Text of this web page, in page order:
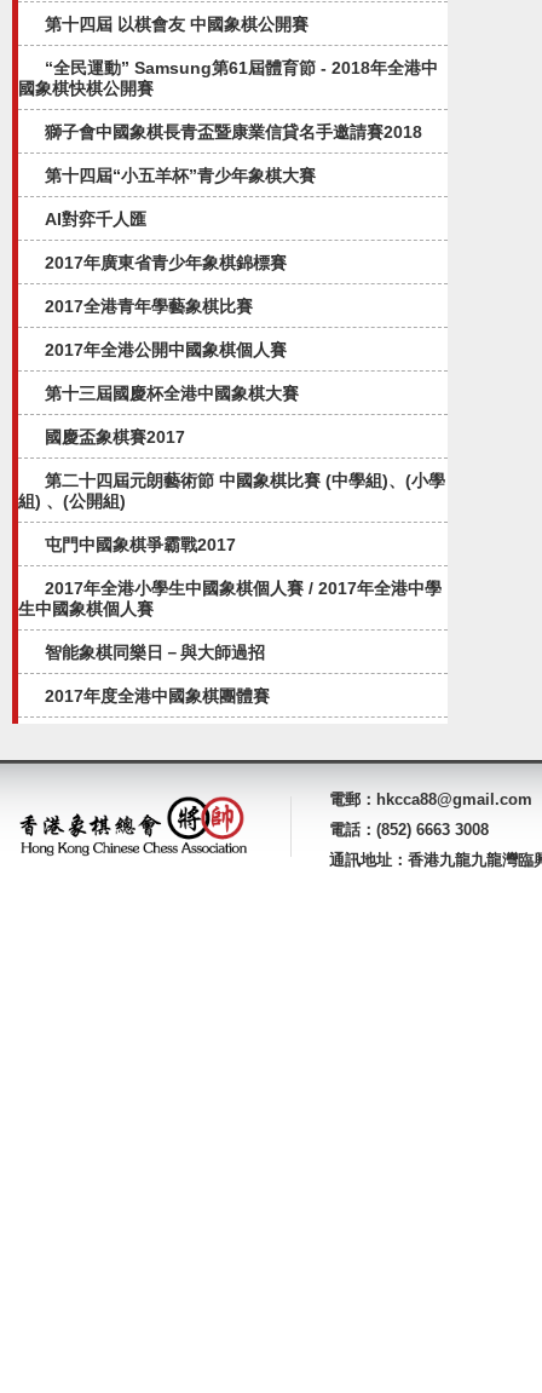
第十四屆 以棋會友 中國象棋公開賽
“全民運動” Samsung第61屆體育節 - 2018年全港中
國象棋快棋公開賽
獅子會中國象棋長青盃暨康業信貸名手邀請賽2018
第十四屆“小五羊杯”青少年象棋大賽
AI對弈千人匯
2017年廣東省青少年象棋錦標賽
2017全港青年學藝象棋比賽
2017年全港公開中國象棋個人賽
第十三屆國慶杯全港中國象棋大賽
國慶盃象棋賽2017
第二十四屆元朗藝術節 中國象棋比賽 (中學組)、(小學
組) 、(公開組)
屯門中國象棋爭霸戰2017
2017年全港小學生中國象棋個人賽 / 2017年全港中學
生中國象棋個人賽
智能象棋同樂日－與大師過招
2017年度全港中國象棋團體賽
電郵：hkcca88@gmail.com
電話：(852) 6663 3008
通訊地址：香港九龍九龍灣臨